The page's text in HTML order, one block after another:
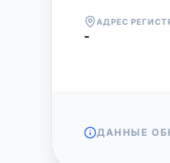
АДРЕС
-
ДАННЫЕ